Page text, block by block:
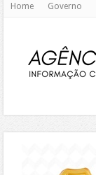
Home Governo